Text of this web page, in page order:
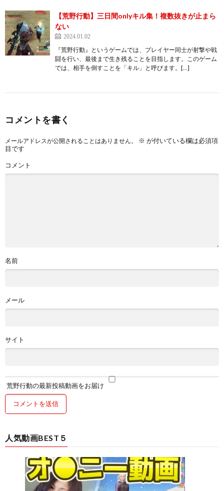
【荒野行動】三日間onlyキル集！複数抜きが止まら
ない
2024.01.02
『荒野行動』というゲームでは、プレイヤー同士が射撃や戦
闘を行い、最後まで生き残ることを目指します。このゲーム
では、相手を倒すことを「キル」と呼びます。[…]
コメントを書く
メールアドレスが公開されることはありません。 ※ が付いている欄は必須項
目です
コメント
名前
メール
サイト
荒野行動の最新投稿動画をお届け
人気動画BEST５